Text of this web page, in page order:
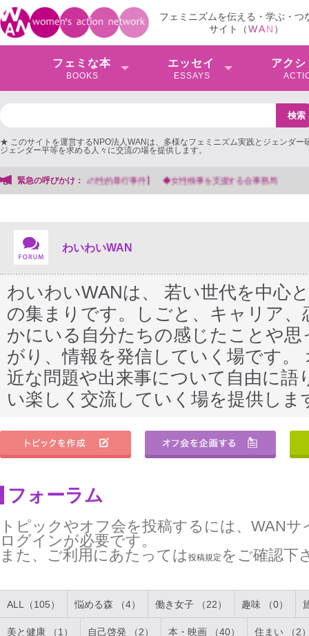
フェミニズムを伝える・学ぶ・つ
サイト（WAN ）
フェミな本
BOOKS
エッセイ
ESSAYS
アクシ
★ このサイトを運営するNPO法人WANは、多様なフェミニズム実践とジェンダー
ジェンダー平等を求める人々に交流の場を提供します。
緊急の呼びかけ： 【抗議文】2026年3月13日第6次男女共同参画基本計画の
わいわいWAN
わいわいWANは、 若い世代を中心
の集まりです。しごと、キャリア
かにいる自分たちの感じたことや
がり、情報を発信していく場です
近な問題や出来事について自由に
い楽しく交流していく場を提供しま
フォーラム
トピックやオフ会を投稿するには、WAN
ログインが必要です。
また、ご利用にあたっては 投稿規定 をご確認下
ALL（105） 悩める森 （4） 働き女子 （22） 趣味 （0）
美と健康 （1） 自己啓発 （2） 本・映画 （40） 住まい （2